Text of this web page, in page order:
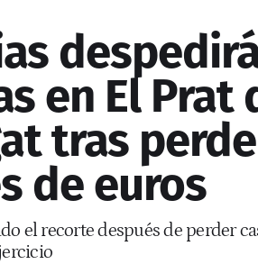
en El Prat
tras
de euros
el recorte después de perder